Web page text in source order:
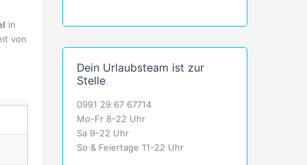
in
von
Dein Urlaubsteam ist zur
Stelle
0991 29 67 67714
Mo-Fr 8-22 Uhr
Sa 9-22 Uhr
So & Feiertage 11-22 Uhr